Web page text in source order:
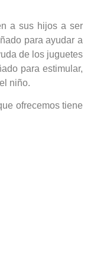
a sus hijos a ser
para ayudar a
de los juguetes
para estimular,
niño.
ofrecemos tiene